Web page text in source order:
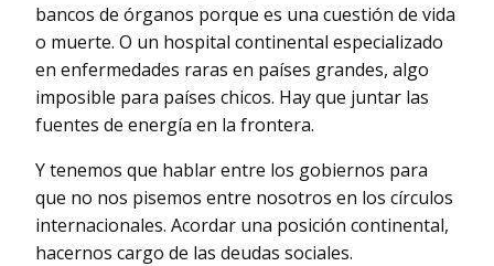
bancos de órganos porque es una cuestión de vida
o muerte. O un hospital continental especializado
en enfermedades raras en países grandes, algo
imposible para países chicos. Hay que juntar las
fuentes de energía en la frontera.
Y tenemos que hablar entre los gobiernos para
que no nos pisemos entre nosotros en los círculos
internacionales. Acordar una posición continental,
hacernos cargo de las deudas sociales.